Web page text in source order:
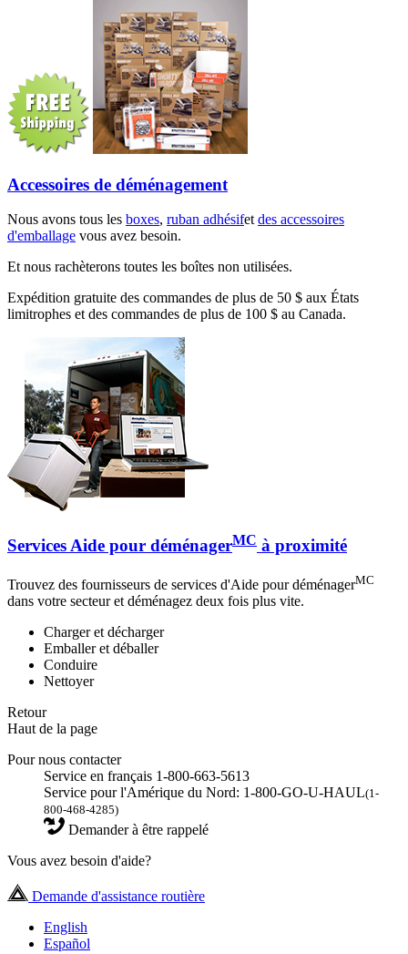
Accessoires de déménagement
Nous avons tous les boxes, ruban adhésifetdes accessoires
d'emballage vous avez besoin.
Et nous rachèterons toutes les boîtes non utilisées.
Expédition gratuite des commandes de plus de 50 $ aux États
limitrophes et des commandes de plus de 100 $ au Canada.
Services Aide pour déménagerMC à proximité
Trouvez des fournisseurs de services d'Aide pour déménagerMC
dans votre secteur et déménagez deux fois plus vite.
Charger et décharger
Emballer et déballer
Conduire
Nettoyer
Retour
Haut de la page
Pour nous contacter
Service en français 1-800-663-5613
Service pour l'Amérique du Nord: 1-800-GO-U-HAUL(1-
800-468-4285)
Demander à être rappelé
Vous avez besoin d'aide?
Demande d'assistance routière
English
Español